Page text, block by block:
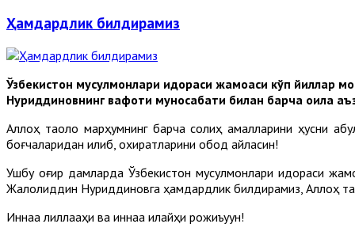
Ҳамдардлик билдирамиз
Ўзбекистон мусулмонлари идораси жамоаси кўп йиллар
Нуриддиновнинг вафоти муносабати билан барча оила
Аллоҳ таоло марҳумнинг барча солиҳ амалларини ҳусни
боғчаларидан қилиб, охиратларини обод айласин!
Ушбу оғир дамларда Ўзбекистон мусулмонлари идораси
Жалолиддин Нуриддиновга ҳамдардлик билдирамиз, Аллоҳ
Иннаа лиллааҳи ва иннаа илайҳи рожиъуун!